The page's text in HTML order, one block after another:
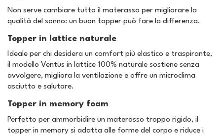
Non serve cambiare tutto il materasso per migliorare la
qualità del sonno: un buon topper può fare la differenza.
Topper in lattice naturale
Ideale per chi desidera un comfort più elastico e traspirante,
il modello Ventus in lattice 100% naturale sostiene senza
avvolgere, migliora la ventilazione e offre un microclima
asciutto e salutare.
Topper in memory foam
Perfetto per ammorbidire un materasso troppo rigido, il
topper in memory si adatta alle forme del corpo e riduce i